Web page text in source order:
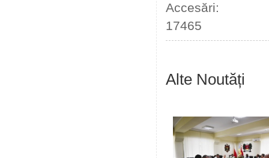
Accesări:
17465
Alte Noutăți